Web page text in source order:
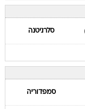
סלרניטנה
סמפדוריה